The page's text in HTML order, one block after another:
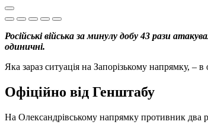
Російські війська за минулу добу 43 рази
одиничні.
Яка зараз ситуація на Запорізькому напрямку, – в
Офіційно від Генштабу
На Олександрівському напрямку противник два